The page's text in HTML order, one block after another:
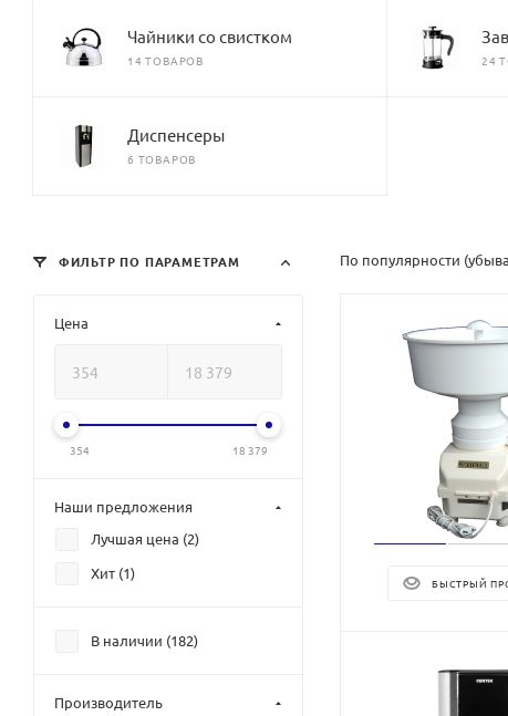
Чайники со свистком
14 ТОВАРОВ 24
Диспенсеры
6 ТОВАРОВ
По популярности
БЫСТРЫЙ
ФИЛЬТР ПО ПАРАМЕТРАМ
Цена
354 18 379
Наши предложения
Лучшая цена (2)
Хит (1)
В наличии (182)
Производитель